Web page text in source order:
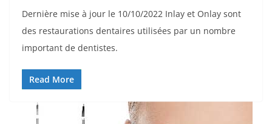
Dernière mise à jour le 10/10/2022 Inlay et Onlay sont
des restaurations dentaires utilisées par un nombre
important de dentistes.
Read More